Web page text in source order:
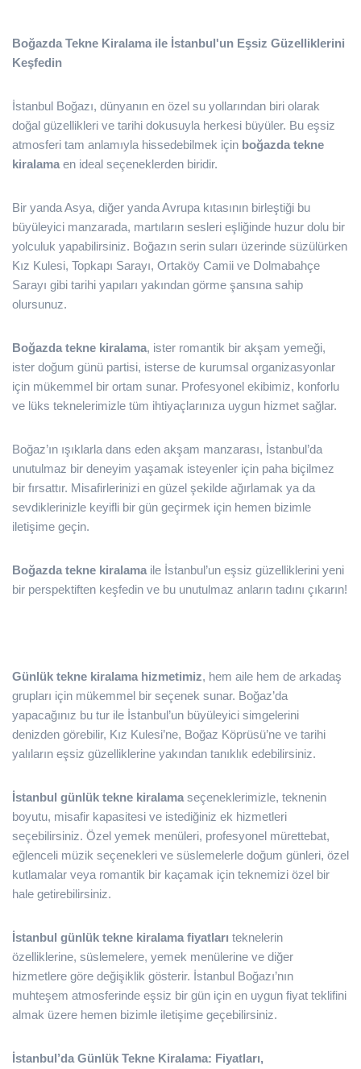
Boğazda Tekne Kiralama ile İstanbul'un Eşsiz Güzelliklerini
Keşfedin
İstanbul Boğazı, dünyanın en özel su yollarından biri olarak
doğal güzellikleri ve tarihi dokusuyla herkesi büyüler. Bu eşsiz
atmosferi tam anlamıyla hissedebilmek için boğazda tekne
kiralama en ideal seçeneklerden biridir.
Bir yanda Asya, diğer yanda Avrupa kıtasının birleştiği bu
büyüleyici manzarada, martıların sesleri eşliğinde huzur dolu bir
yolculuk yapabilirsiniz. Boğazın serin suları üzerinde süzülürken
Kız Kulesi, Topkapı Sarayı, Ortaköy Camii ve Dolmabahçe
Sarayı gibi tarihi yapıları yakından görme şansına sahip
olursunuz.
Boğazda tekne kiralama, ister romantik bir akşam yemeği,
ister doğum günü partisi, isterse de kurumsal organizasyonlar
için mükemmel bir ortam sunar. Profesyonel ekibimiz, konforlu
ve lüks teknelerimizle tüm ihtiyaçlarınıza uygun hizmet sağlar.
Boğaz’ın ışıklarla dans eden akşam manzarası, İstanbul’da
unutulmaz bir deneyim yaşamak isteyenler için paha biçilmez
bir fırsattır. Misafirlerinizi en güzel şekilde ağırlamak ya da
sevdiklerinizle keyifli bir gün geçirmek için hemen bizimle
iletişime geçin.
Boğazda tekne kiralama ile İstanbul’un eşsiz güzelliklerini yeni
bir perspektiften keşfedin ve bu unutulmaz anların tadını çıkarın!
Günlük tekne kiralama hizmetimiz, hem aile hem de arkadaş
grupları için mükemmel bir seçenek sunar. Boğaz’da
yapacağınız bu tur ile İstanbul’un büyüleyici simgelerini
denizden görebilir, Kız Kulesi’ne, Boğaz Köprüsü’ne ve tarihi
yalıların eşsiz güzelliklerine yakından tanıklık edebilirsiniz.
İstanbul günlük tekne kiralama seçeneklerimizle, teknenin
boyutu, misafir kapasitesi ve istediğiniz ek hizmetleri
seçebilirsiniz. Özel yemek menüleri, profesyonel mürettebat,
eğlenceli müzik seçenekleri ve süslemelerle doğum günleri, özel
kutlamalar veya romantik bir kaçamak için teknemizi özel bir
hale getirebilirsiniz.
İstanbul günlük tekne kiralama fiyatları teknelerin
özelliklerine, süslemelere, yemek menülerine ve diğer
hizmetlere göre değişiklik gösterir. İstanbul Boğazı’nın
muhteşem atmosferinde eşsiz bir gün için en uygun fiyat teklifini
almak üzere hemen bizimle iletişime geçebilirsiniz.
İstanbul’da Günlük Tekne Kiralama: Fiyatları,